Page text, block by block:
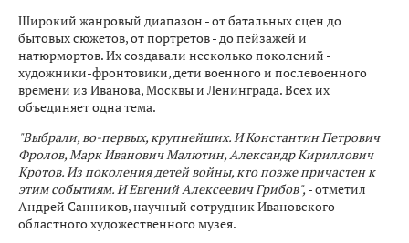
Широкий жанровый диапазон - от батальных сцен до
бытовых сюжетов, от портретов - до пейзажей и
натюрмортов. Их создавали несколько поколений -
художники-фронтовики, дети военного и послевоенного
времени из Иванова, Москвы и Ленинграда. Всех их
объединяет одна тема.
"Выбрали, во-первых, крупнейших. И Константин Петрович
Фролов, Марк Иванович Малютин, Александр Кириллович
Кротов. Из поколения детей войны, кто позже причастен к
этим событиям. И Евгений Алексеевич Грибов", - отметил
Андрей Санников, научный сотрудник Ивановского
областного художественного музея.